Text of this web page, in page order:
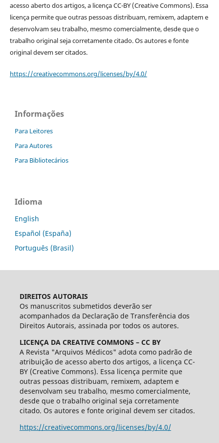
acesso aberto dos artigos, a licença CC-BY (Creative Commons). Essa
licença permite que outras pessoas distribuam, remixem, adaptem e
desenvolvam seu trabalho, mesmo comercialmente, desde que o
trabalho original seja corretamente citado. Os autores e fonte
original devem ser citados.
https://creativecommons.org/licenses/by/4.0/
Informações
Para Leitores
Para Autores
Para Bibliotecários
Idioma
English
Español (España)
Português (Brasil)
DIREITOS AUTORAIS
Os manuscritos submetidos deverão ser
acompanhados da Declaração de Transferência dos
Direitos Autorais, assinada por todos os autores.
LICENÇA DA CREATIVE COMMONS – CC BY
A Revista "Arquivos Médicos" adota como padrão de
atribuição de acesso aberto dos artigos, a licença CC-
BY (Creative Commons). Essa licença permite que
outras pessoas distribuam, remixem, adaptem e
desenvolvam seu trabalho, mesmo comercialmente,
desde que o trabalho original seja corretamente
citado. Os autores e fonte original devem ser citados.
https://creativecommons.org/licenses/by/4.0/